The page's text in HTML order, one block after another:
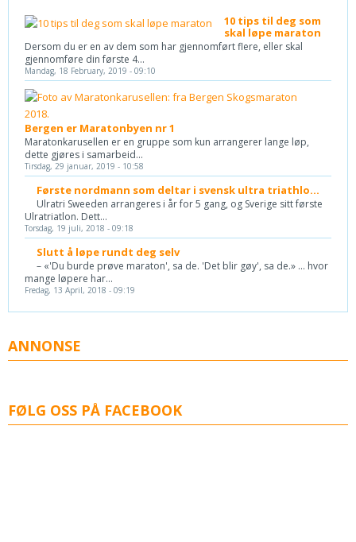
10 tips til deg som
skal løpe maraton
Dersom du er en av dem som har gjennomført flere, eller skal
gjennomføre din første 4...
Mandag, 18 February, 2019 - 09:10
Bergen er Maratonbyen nr 1
Maratonkarusellen er en gruppe som kun arrangerer lange løp,
dette gjøres i samarbeid...
Tirsdag, 29 januar, 2019 - 10:58
Første nordmann som deltar i svensk ultra triathlo...
Ulratri Sweeden arrangeres i år for 5 gang, og Sverige sitt første
Ulratriatlon. Dett...
Torsdag, 19 juli, 2018 - 09:18
Slutt å løpe rundt deg selv
– «'Du burde prøve maraton', sa de. 'Det blir gøy', sa de.» ... hvor
mange løpere har...
Fredag, 13 April, 2018 - 09:19
ANNONSE
FØLG OSS PÅ FACEBOOK